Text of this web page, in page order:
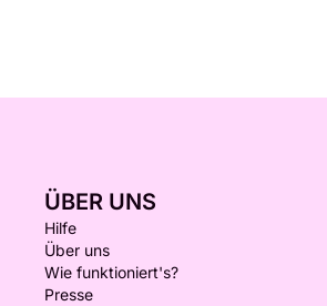
ÜBER UNS
Hilfe
Über uns
Wie funktioniert's?
Presse